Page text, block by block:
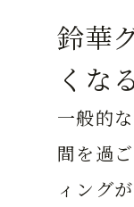
鈴華
くな
一般的
間を過
ィング